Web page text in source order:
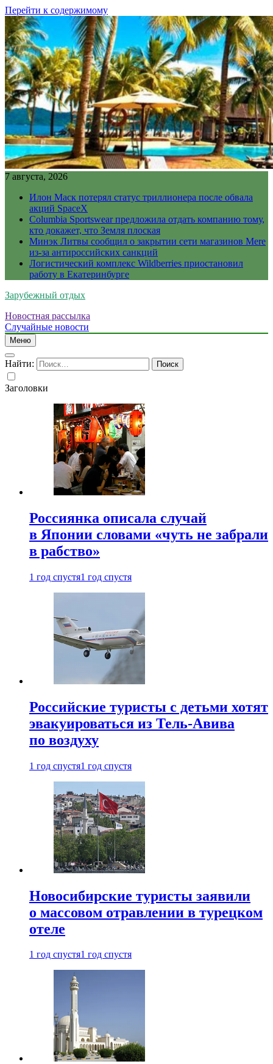
Перейти к содержимому
7 августа, 2026
Илон Маск потерял статус триллионера после обвала
акций SpaceX
Columbia Sportswear предложила отдать компанию тому,
кто докажет, что Земля плоская
Минэк Литвы сообщил о закрытии сети магазинов Mere
из-за антироссийских санкций
Логистический комплекс Wildberries приостановил
работу в Екатеринбурге
Зарубежный отдых
Новостная рассылка
Случайные новости
Меню
Найти:
Заголовки
Россиянка описала случай
в Японии словами «чуть не забрали
в рабство»
1 год спустя1 год спустя
Российские туристы с детьми хотят
эвакуироваться из Тель-Авива
по воздуху
1 год спустя1 год спустя
Новосибирские туристы заявили
о массовом отравлении в турецком
отеле
1 год спустя1 год спустя